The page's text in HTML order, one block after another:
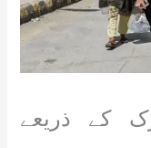
کے ذریعے